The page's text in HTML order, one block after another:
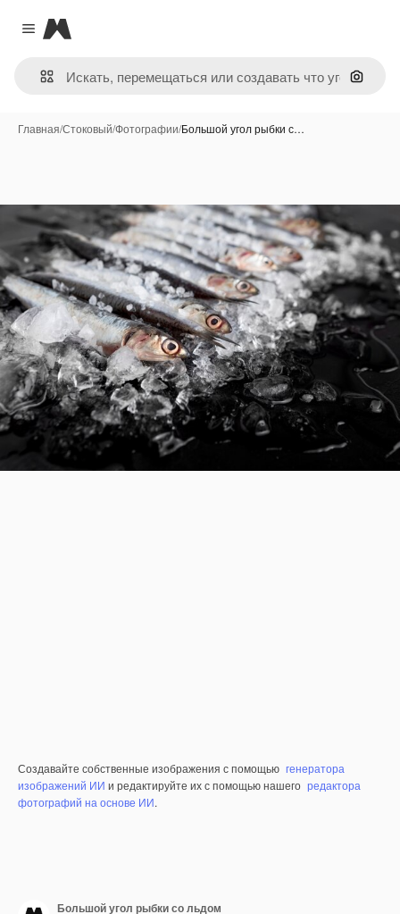
Close menu
Magnific
Поиск
Главная/Стоковый/Фотографии/Большой угол рыбки с…
Создавайте собственные изображения с помощью генератора
изображений ИИ и редактируйте их с помощью нашего редактора
фотографий на основе ИИ.
Большой угол рыбки со льдом